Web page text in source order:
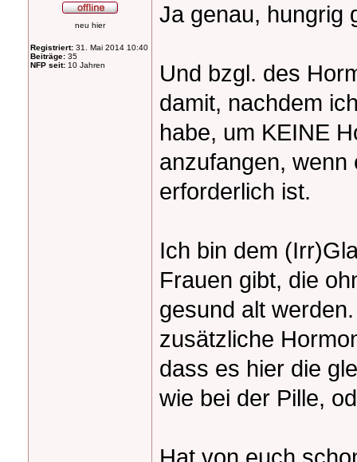
neu hier
Registriert: 31. Mai 2014 10:40
Beiträge: 35
NFP seit: 10 Jahren
Ja genau, hungrig
Und bzgl. des
damit, nachdem
habe, um KEINE
anzufangen, wenn
erforderlich ist.
Ich bin dem
Frauen gibt, die
gesund alt
zusätzliche
dass es hier die
wie bei der Pille,